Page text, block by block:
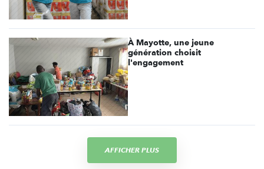
À Mayotte, une jeune
génération choisit
l'engagement
AFFICHER PLUS